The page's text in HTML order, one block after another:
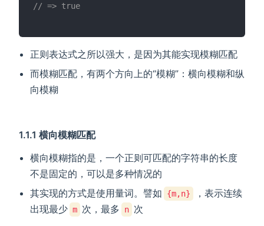
// => true
正则表达式之所以强大，是因为其能实现模糊匹配
而模糊匹配，有两个方向上的“模糊”：横向模糊和纵
向模糊
1.1.1 横向模糊匹配
横向模糊指的是，一个正则可匹配的字符串的长度
不是固定的，可以是多种情况的
其实现的方式是使用量词。譬如
{m,n}
，表示连续
出现最少 m 次，最多 n 次